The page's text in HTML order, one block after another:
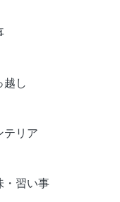
越し
テリア
・習い事